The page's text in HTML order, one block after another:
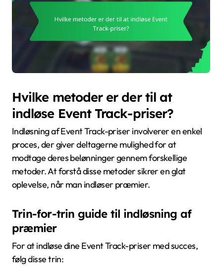
Hvilke metoder er der til at
indløse Event Track-priser?
Indløsning af Event Track-priser involverer en enkel
proces, der giver deltagerne mulighed for at
modtage deres belønninger gennem forskellige
metoder. At forstå disse metoder sikrer en glat
oplevelse, når man indløser præmier.
Trin-for-trin guide til indløsning af
præmier
For at indløse dine Event Track-priser med succes,
følg disse trin: